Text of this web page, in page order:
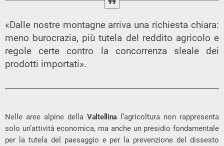
«Dalle nostre montagne arriva una richiesta chiara:
meno burocrazia, più tutela del reddito agricolo e
regole certe contro la concorrenza sleale dei
prodotti importati».
Nelle aree alpine della Valtellina l’agricoltura non rappresenta
solo un’attività economica, ma anche un presidio fondamentale
per la tutela del paesaggio e per la prevenzione del dissesto